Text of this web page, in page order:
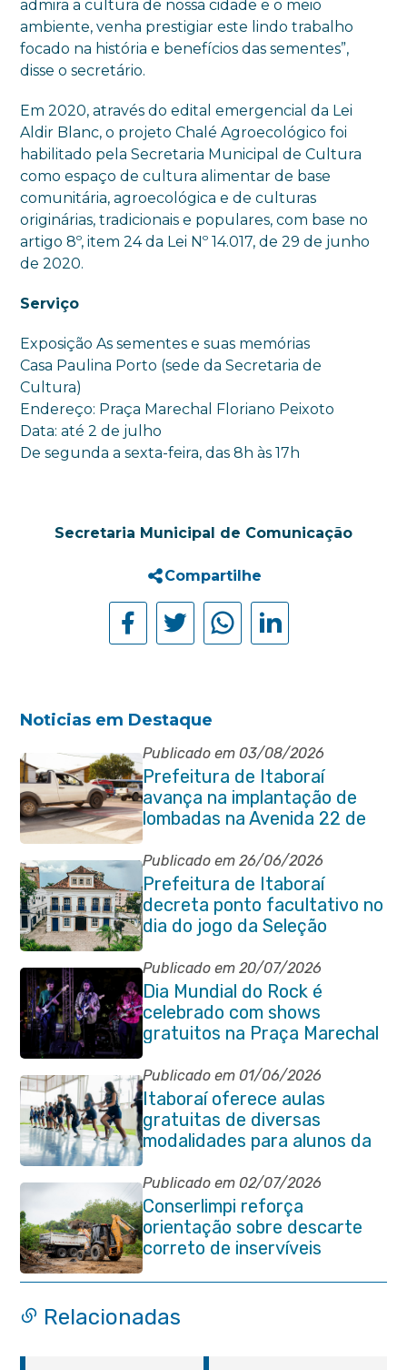
admira a cultura de nossa cidade e o meio
ambiente, venha prestigiar este lindo trabalho
focado na história e benefícios das sementes”,
disse o secretário.
Em 2020, através do edital emergencial da Lei
Aldir Blanc, o projeto Chalé Agroecológico foi
habilitado pela Secretaria Municipal de Cultura
como espaço de cultura alimentar de base
comunitária, agroecológica e de culturas
originárias, tradicionais e populares, com base no
artigo 8º, item 24 da Lei Nº 14.017, de 29 de junho
de 2020.
Serviço
Exposição As sementes e suas memórias
Casa Paulina Porto (sede da Secretaria de
Cultura)
Endereço: Praça Marechal Floriano Peixoto
Data: até 2 de julho
De segunda a sexta-feira, das 8h às 17h
Secretaria Municipal de Comunicação
Compartilhe
Noticias em Destaque
Publicado em 03/08/2026
Prefeitura de Itaboraí
avança na implantação de
lombadas na Avenida 22 de
Maio para reforçar a
segurança no trânsito
Publicado em 26/06/2026
Prefeitura de Itaboraí
decreta ponto facultativo no
dia do jogo da Seleção
Brasileira
Publicado em 20/07/2026
Dia Mundial do Rock é
celebrado com shows
gratuitos na Praça Marechal
Floriano Peixoto
Publicado em 01/06/2026
Itaboraí oferece aulas
gratuitas de diversas
modalidades para alunos da
rede municipal de ensino
Publicado em 02/07/2026
Conserlimpi reforça
orientação sobre descarte
correto de inservíveis
Relacionadas